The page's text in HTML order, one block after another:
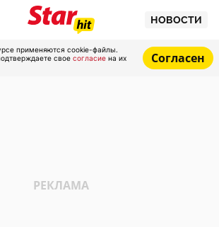
НОВОСТИ
применяются cookie-файлы.
свое согласие на их
Согласен